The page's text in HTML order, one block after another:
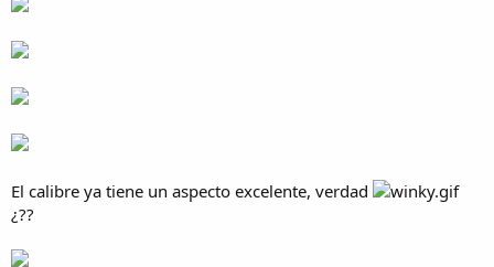
El calibre ya tiene un aspecto excelente, verdad
¿??